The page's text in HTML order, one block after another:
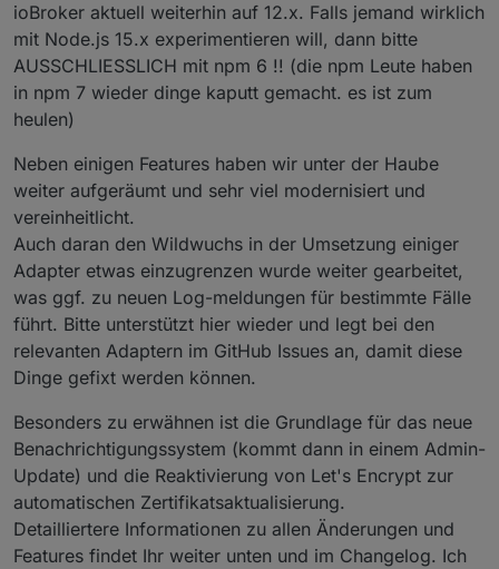
ioBroker aktuell weiterhin auf 12.x. Falls jemand wirklich
mit Node.js 15.x experimentieren will, dann bitte
AUSSCHLIESSLICH mit npm 6 !! (die npm Leute haben
in npm 7 wieder dinge kaputt gemacht. es ist zum
heulen)
Neben einigen Features haben wir unter der Haube
weiter aufgeräumt und sehr viel modernisiert und
vereinheitlicht.
Auch daran den Wildwuchs in der Umsetzung einiger
Adapter etwas einzugrenzen wurde weiter gearbeitet,
was ggf. zu neuen Log-meldungen für bestimmte Fälle
führt. Bitte unterstützt hier wieder und legt bei den
relevanten Adaptern im GitHub Issues an, damit diese
Dinge gefixt werden können.
Besonders zu erwähnen ist die Grundlage für das neue
Benachrichtigungssystem (kommt dann in einem Admin-
Update) und die Reaktivierung von Let's Encrypt zur
automatischen Zertifikatsaktualisierung.
Detailliertere Informationen zu allen Änderungen und
Features findet Ihr weiter unten und im Changelog. Ich